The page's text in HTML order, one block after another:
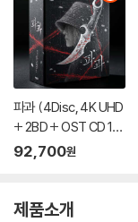
파과 (4Disc, 4K UHD
+ 2BD + OST CD 15
00장 한정 스틸북 한정
92,700원
제품소개